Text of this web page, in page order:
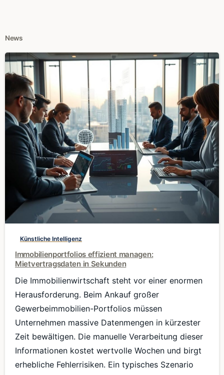
News
Künstliche Intelligenz
Immobilienportfolios effizient managen:
Mietvertragsdaten in Sekunden
Die Immobilienwirtschaft steht vor einer enormen
Herausforderung. Beim Ankauf großer
Gewerbeimmobilien-Portfolios müssen
Unternehmen massive Datenmengen in kürzester
Zeit bewältigen. Die manuelle Verarbeitung dieser
Informationen kostet wertvolle Wochen und birgt
erhebliche Fehlerrisiken. Ein typisches Szenario